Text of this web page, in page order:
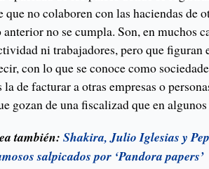
que no colaboren con las haciendas de
anterior no se cumpla. Son, en muchos
ni trabajadores, pero que figuran
con lo que se conoce como
la de facturar a otras empresas o
gozan de una fiscalizad que en
también:Shakira, Julio Iglesias y
salpicados por ‘Pandora papers’